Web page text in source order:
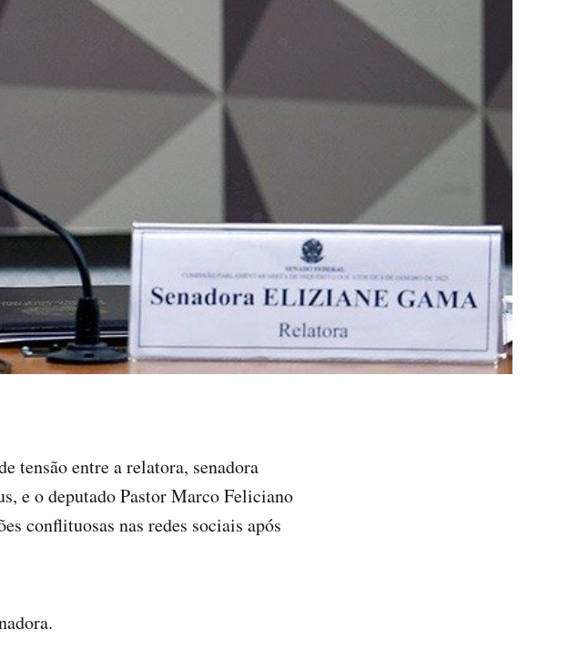
tensão entre a relatora, senadora
e o deputado Pastor Marco Feliciano
conflituosas nas redes sociais após